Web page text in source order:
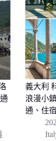
義大利
浪漫小
通、住